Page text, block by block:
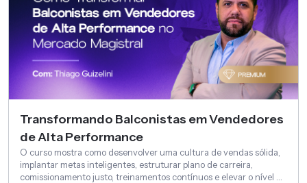
Transformando Balconistas em Vendedores
de Alta Performance
O curso mostra como desenvolver uma cultura de vendas sólida,
implantar metas inteligentes, estruturar plano de carreira,
comissionamento justo, treinamentos contínuos e elevar o nível de